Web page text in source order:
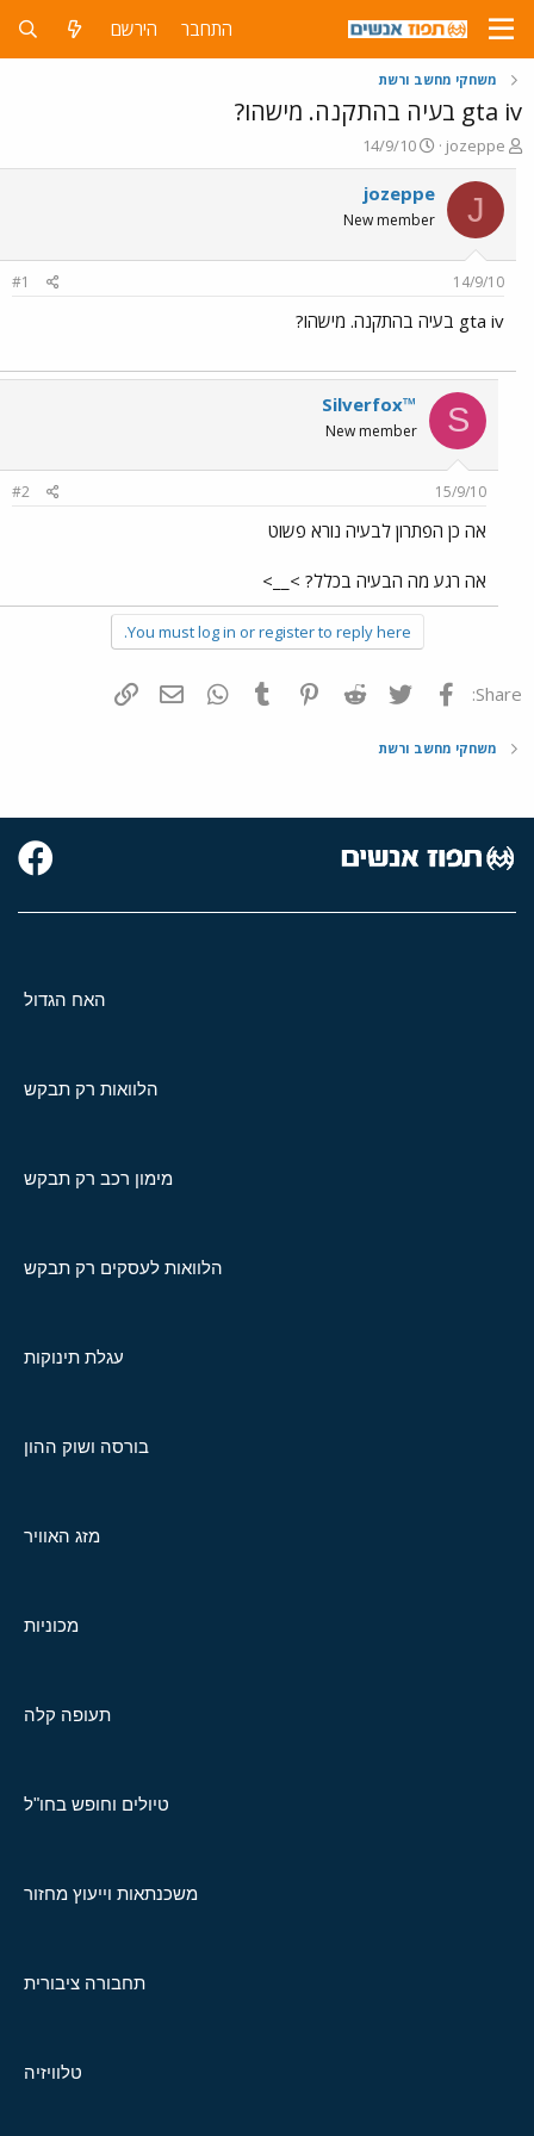
התחבר הירשם
משחקי מחשב ורשת
gta iv בעיה בהתקנה. מישהו?
פ
ו
ת
ח
ה
ו
ש
א
jozeppe
פ
ו
ר
ס
ם
ר
14/9/10
J
jozeppe
New member
14/9/10
#1
gta iv בעיה בהתקנה. מישהו?
S
Silverfox™
New member
15/9/10
#2
אה כן הפתרון לבעיה נורא פשוט
אה רגע מה הבעיה בכלל? >__>
You must log in or register to reply here.
Share: פייסבוק Twitter
Reddit
Pinterest
Tumblr
WhatsAppדואר אלקטרוני
משחקי מחשב ורשת
האח הגדול
הלוואות רק תבקש
מימון רכב רק תבקש
הלוואות לעסקים רק תבקש
עגלת תינוקות
בורסה ושוק ההון
מזג האוויר
מכוניות
תעופה קלה
טיולים וחופש בחו"ל
משכנתאות וייעוץ מחזור
תחבורה ציבורית
טלוויזיה